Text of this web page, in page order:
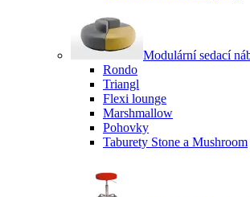
Modulární sedací
Rondo
Triangl
Flexi lounge
Marshmallow
Pohovky
Taburety Stone a Mushroom